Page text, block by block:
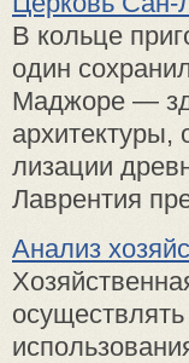
В кольце
один
Маджо­ре —
лизации
Лаврен­тия
Анализ